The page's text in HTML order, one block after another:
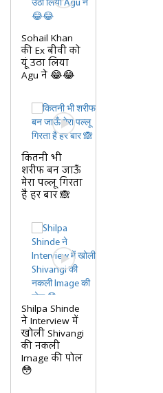
Sohail Khan
की Ex बीवी को
यूं उठा लिया
Agu ने 😂😂
कितनी भी
शरीफ बन जाऊँ
मेरा पल्लू गिरता
है हर बार 🙈
Shilpa Shinde
ने Interview में
खोली Shivangi
की नकली
Image की पोल
😳